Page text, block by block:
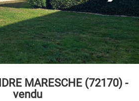
MARESCHE (72170) -
vendu